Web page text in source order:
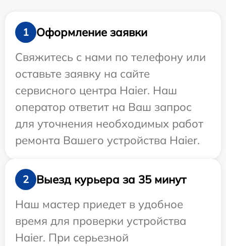
1
Оформление заявки
Свяжитесь с нами по телефону или
оставьте заявку на сайте
сервисного центра Haier. Наш
оператор ответит на Ваш запрос
для уточнения необходимых работ
ремонта Вашего устройства Haier.
2
Выезд курьера за 35 минут
Наш мастер приедет в удобное
время для проверки устройства
Haier. При серьезной